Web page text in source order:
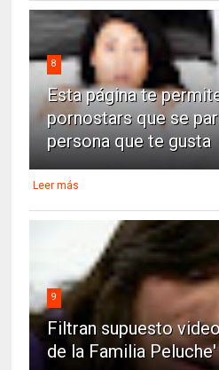
8
Esta página te
pornostars que se
persona que te gusta
Leer más
9
Filtran supuesto
de la Familia Peluche'